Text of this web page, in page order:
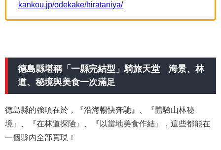
kankou.jp/odekake/hirataniya/
德島縣堪稱「一縣完結型」騎旅天堂 海景、林
道、秘境與美食一次滿足
德島縣的強項在於，『沿海暢快奔馳』、『體驗山林秘
境』、『在林道探險』、『以當地美食作結』，這些都能在
一個縣內全部實現！